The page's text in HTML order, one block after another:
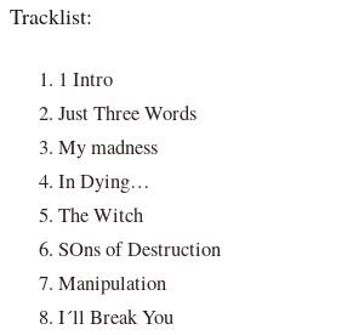
Tracklist:
1 Intro
Just Three Words
My madness
In Dying…
The Witch
SOns of Destruction
Manipulation
I´ll Break You